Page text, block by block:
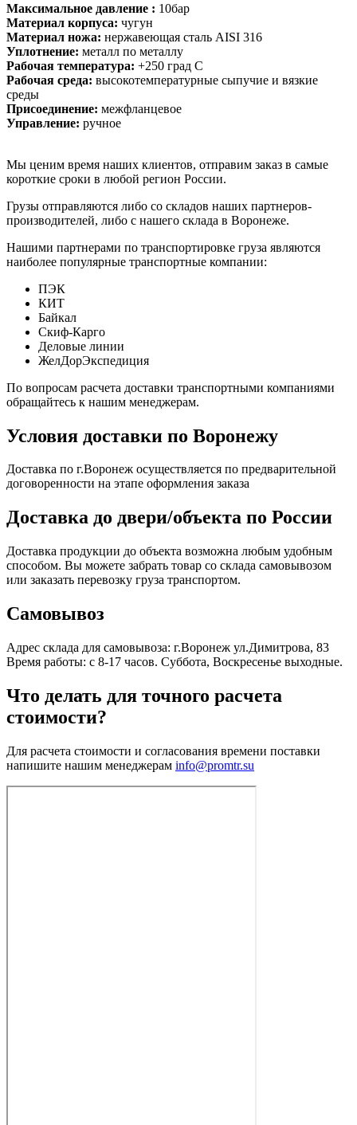
Максимальное давление : 10бар
Материал корпуса: чугун
Материал ножа: нержавеющая сталь AISI 316
Уплотнение: металл по металлу
Рабочая температура: +250 град С
Рабочая среда: высокотемпературные сыпучие и вязкие
среды
Присоединение: межфланцевое
Управление: ручное
Мы ценим время наших клиентов, отправим заказ в самые
короткие сроки в любой регион России.
Грузы отправляются либо со складов наших партнеров-
производителей, либо с нашего склада в Воронеже.
Нашими партнерами по транспортировке груза являются
наиболее популярные транспортные компании:
ПЭК
КИТ
Байкал
Скиф-Карго
Деловые линии
ЖелДорЭкспедиция
По вопросам расчета доставки транспортными компаниями
обращайтесь к нашим менеджерам.
Условия доставки по Воронежу
Доставка по г.Воронеж осуществляется по предварительной
договоренности на этапе оформления заказа
Доставка до двери/объекта по России
Доставка продукции до объекта возможна любым удобным
способом. Вы можете забрать товар со склада самовывозом
или заказать перевозку груза транспортом.
Самовывоз
Адрес склада для самовывоза: г.Воронеж ул.Димитрова, 83
Время работы: с 8-17 часов. Суббота, Воскресенье выходные.
Что делать для точного расчета
стоимости?
Для расчета стоимости и согласования времени поставки
напишите нашим менеджерам info@promtr.su